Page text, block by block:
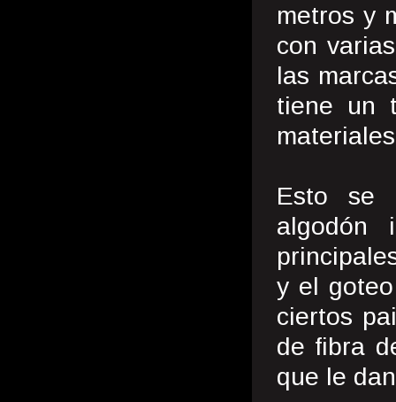
metros y
con
las
tiene un
Esto se
algodón
y el
ciertos
de fibra
que le